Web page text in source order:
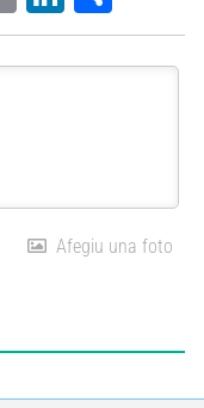
Link
Afegiu una foto